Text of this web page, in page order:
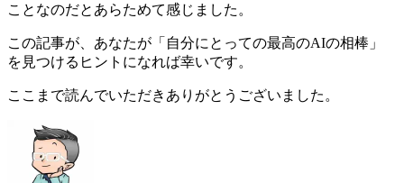
ことなのだとあらためて感じました。
この記事が、あなたが「自分にとっての最高のAIの相棒」
を見つけるヒントになれば幸いです。
ここまで読んでいただきありがとうございました。